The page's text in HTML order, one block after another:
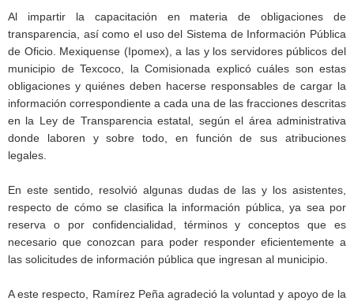
Al impartir la capacitación en materia de obligaciones de
transparencia, así como el uso del Sistema de Información Pública
de Oficio. Mexiquense (Ipomex), a las y los servidores públicos del
municipio de Texcoco, la Comisionada explicó cuáles son estas
obligaciones y quiénes deben hacerse responsables de cargar la
información correspondiente a cada una de las fracciones descritas
en la Ley de Transparencia estatal, según el área administrativa
donde laboren y sobre todo, en función de sus atribuciones
legales.
En este sentido, resolvió algunas dudas de las y los asistentes,
respecto de cómo se clasifica la información pública, ya sea por
reserva o por confidencialidad, términos y conceptos que es
necesario que conozcan para poder responder eficientemente a
las solicitudes de información pública que ingresan al municipio.
A este respecto, Ramírez Peña agradeció la voluntad y apoyo de la